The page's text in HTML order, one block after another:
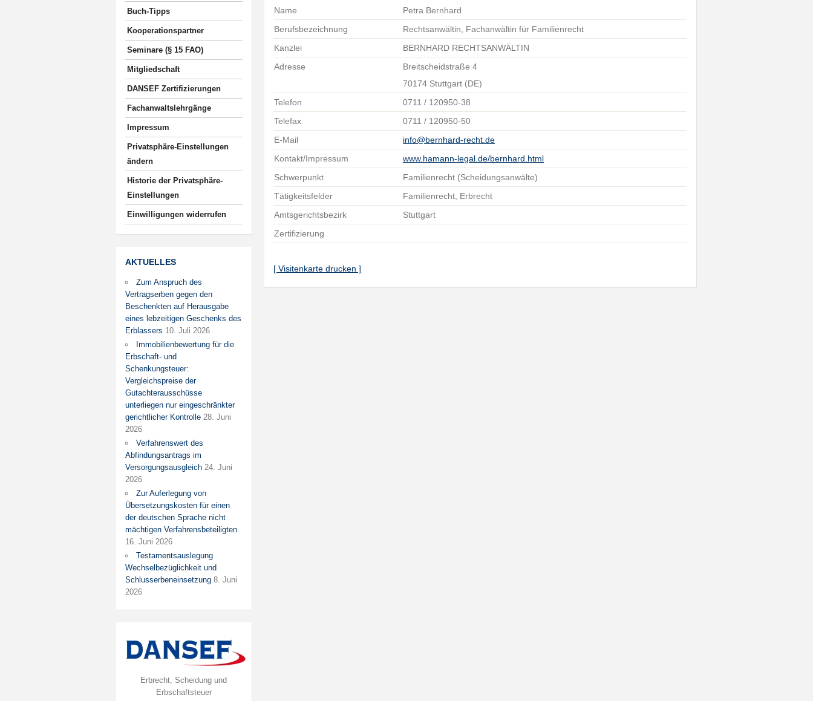
Buch-Tipps
Kooperationspartner
Seminare (§ 15 FAO)
Mitgliedschaft
DANSEF Zertifizierungen
Fachanwaltslehrgänge
Impressum
Privatsphäre-Einstellungen
ändern
Historie der Privatsphäre-
Einstellungen
Einwilligungen widerrufen
AKTUELLES
Zum Anspruch des
Vertragserben gegen den
Beschenkten auf Herausgabe
eines lebzeitigen Geschenks des
Erblassers 10. Juli 2026
Immobilienbewertung für die
Erbschaft- und
Schenkungsteuer:
Vergleichspreise der
Gutachterausschüsse
unterliegen nur eingeschränkter
gerichtlicher Kontrolle 28. Juni
2026
Verfahrenswert des
Abfindungsantrags im
Versorgungsausgleich 24. Juni
2026
Zur Auferlegung von
Übersetzungskosten für einen
der deutschen Sprache nicht
mächtigen Verfahrensbeteiligten.
16. Juni 2026
Testamentsauslegung
Wechselbezüglichkeit und
Schlusserbeneinsetzung 8. Juni
2026
Erbrecht, Scheidung und
Erbschaftsteuer
Name
Petra Bernhard
Berufsbezeichnung
Rechtsanwältin, Fachanwältin für Familienrecht
Kanzlei
BERNHARD RECHTSANWÄLTIN
Adresse
Breitscheidstraße 4
70174 Stuttgart (DE)
Telefon
0711 / 120950-38
Telefax
0711 / 120950-50
E-Mail
info@bernhard-recht.de
Kontakt/Impressum
www.hamann-legal.de/bernhard.html
Schwerpunkt
Familienrecht (Scheidungsanwälte)
Tätigkeitsfelder
Familienrecht, Erbrecht
Amtsgerichtsbezirk
Stuttgart
Zertifizierung
[ Visitenkarte drucken ]